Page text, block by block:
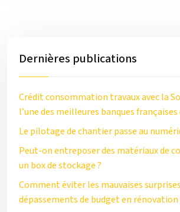
Dernières publications
Crédit consommation travaux avec la
l’une des meilleures banques françaises
Le pilotage de chantier passe au
Peut-on entreposer des matériaux de
un box de stockage ?
Comment éviter les mauvaises
dépassements de budget en rénovation